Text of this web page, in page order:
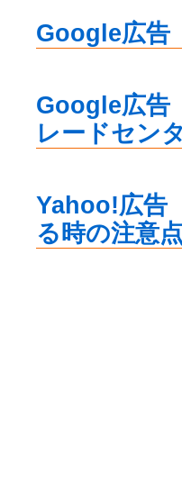
Google広告
Google広告
レードセン
Yahoo!広告
る時の注意点